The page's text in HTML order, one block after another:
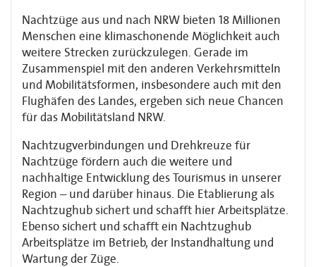
Nachtzüge aus und nach NRW bieten 18 Millionen
Menschen eine klimaschonende Möglichkeit auch
weitere Strecken zurückzulegen. Gerade im
Zusammenspiel mit den anderen Verkehrsmitteln
und Mobilitätsformen, insbesondere auch mit den
Flughäfen des Landes, ergeben sich neue Chancen
für das Mobilitätsland NRW.
Nachtzugverbindungen und Drehkreuze für
Nachtzüge fördern auch die weitere und
nachhaltige Entwicklung des Tourismus in unserer
Region – und darüber hinaus. Die Etablierung als
Nachtzughub sichert und schafft hier Arbeitsplätze.
Ebenso sichert und schafft ein Nachtzughub
Arbeitsplätze im Betrieb, der Instandhaltung und
Wartung der Züge.